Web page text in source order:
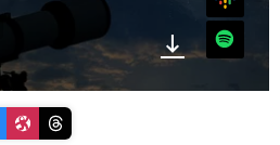
Spotify